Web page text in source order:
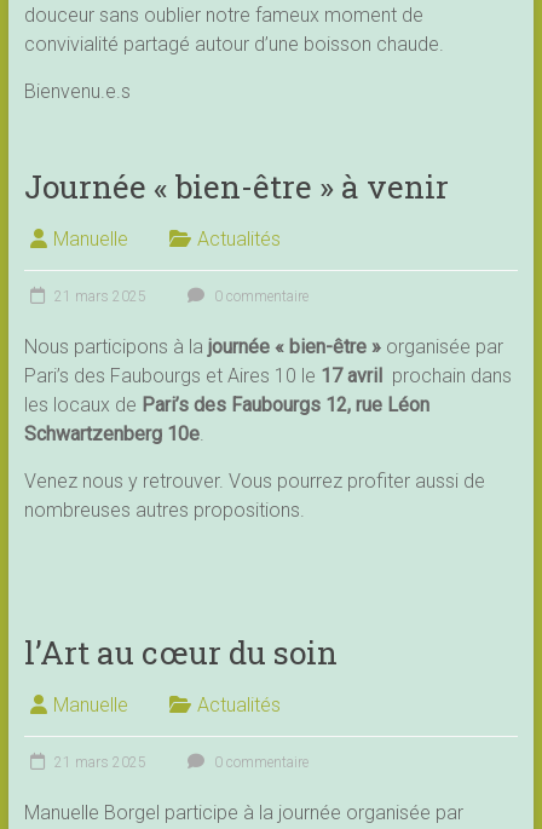
douceur sans oublier notre fameux moment de
convivialité partagé autour d’une boisson chaude.
Bienvenu.e.s
Journée « bien-être » à venir
Manuelle Actualités
21 mars 2025 0 commentaire
Nous participons à la journée « bien-être »organisée par
Pari’s des Faubourgs et Aires 10 le 17 avril
prochain dans
les locaux de Pari’s des Faubourgs 12, rue Léon
Schwartzenberg 10e.
Venez nous y retrouver. Vous pourrez profiter aussi de
nombreuses autres propositions.
l’Art au cœur du soin
Manuelle Actualités
21 mars 2025 0 commentaire
Manuelle Borgel participe à la journée organisée par